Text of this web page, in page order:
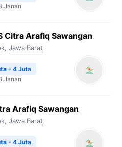
Citra Arafiq Sawangan
, Jawa Barat
- 4 Juta
Arafiq Sawangan
, Jawa Barat
- 4 Juta